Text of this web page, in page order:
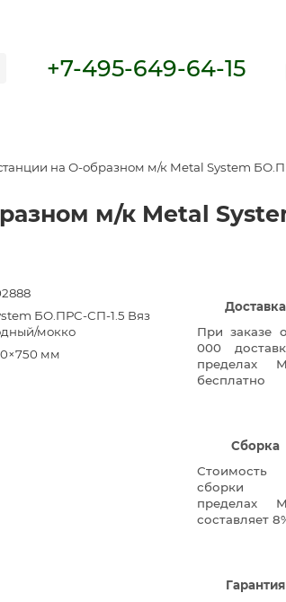
+7-495-649-64-15
на О-образном м/к Metal System
м/к Metal
БО.ПРС-СП-1.5 Вяз
мокко
мм
Доставка
При заказе
000
пределах
бесплатно
Сборка
Стоимость
пределах
составляет
Гарантия